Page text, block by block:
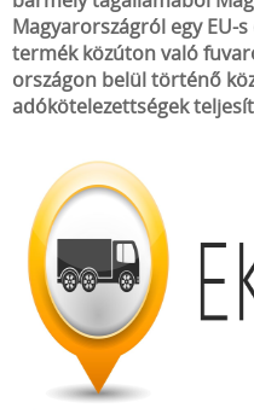
Magyarországról egy EU-
termék közúton való
országon belül történő
adókötelezettségek